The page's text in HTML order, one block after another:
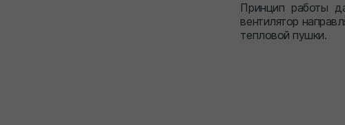
Принцип работы
вентилятор
тепловой пушки.